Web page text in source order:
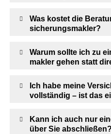
Was kostet die
sicherungs­makler?
Warum sollte ich zu
makler gehen statt
Ich habe meine
vollständig – ist das
Kann ich auch nur
über Sie abschließen?